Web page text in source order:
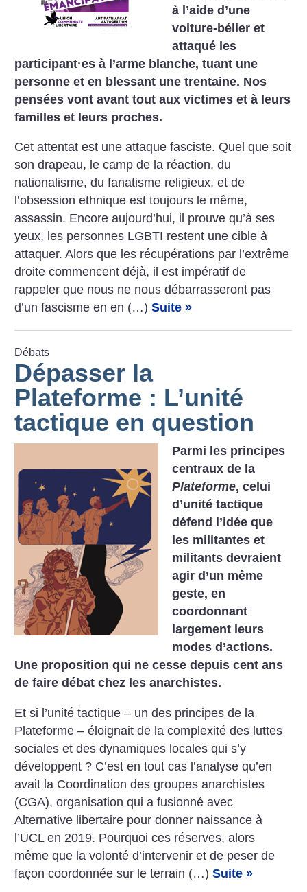
à l’aide d’une
voiture-bélier et
attaqué les
participant·es à l’arme blanche, tuant une
personne et en blessant une trentaine. Nos
pensées vont avant tout aux victimes et à leurs
familles et leurs proches.
Cet attentat est une attaque fasciste. Quel que soit
son drapeau, le camp de la réaction, du
nationalisme, du fanatisme religieux, et de
l’obsession ethnique est toujours le même,
assassin. Encore aujourd’hui, il prouve qu’à ses
yeux, les personnes LGBTI restent une cible à
attaquer. Alors que les récupérations par l’extrême
droite commencent déjà, il est impératif de
rappeler que nous ne nous débarrasseront pas
d’un fascisme en en (…)Suite »
Débats
Dépasser la
Plateforme : L’unité
tactique en question
Parmi les principes
centraux de la
Plateforme, celui
d’unité tactique
défend l’idée que
les militantes et
militants devraient
agir d’un même
geste, en
coordonnant
largement leurs
modes d’actions.
Une proposition qui ne cesse depuis cent ans
de faire débat chez les anarchistes.
Et si l’unité tactique – un des principes de la
Plateforme – éloignait de la complexité des luttes
sociales et des dynamiques locales qui s’y
développent ? C’est en tout cas l’analyse qu’en
avait la Coordination des groupes anarchistes
(CGA), organisation qui a fusionné avec
Alternative libertaire pour donner naissance à
l’UCL en 2019. Pourquoi ces réserves, alors
même que la volonté d’intervenir et de peser de
façon coordonnée sur le terrain (…)Suite »